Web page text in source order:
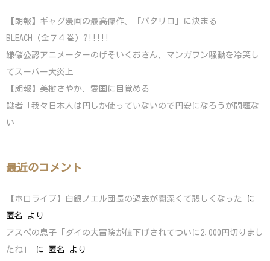
【朗報】ギャグ漫画の最高傑作、「パタリロ」に決まる
BLEACH（全７４巻）?!!!!!
嫌儲公認アニメーターのげそいくおさん、マンガワン騒動を冷笑し
てスーパー大炎上
【朗報】美樹さやか、愛国に目覚める
識者「我々日本人は円しか使っていないので円安になろうが問題な
い」
最近のコメント
【ホロライブ】白銀ノエル団長の過去が闇深くて悲しくなった
に
匿名
より
アスペの息子「ダイの大冒険が値下げされてついに2,000円切りまし
たね」
に 匿名
より